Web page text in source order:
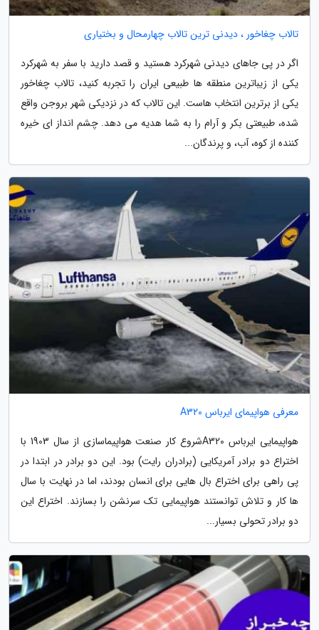
تالاب چغاخور ، دیدنی ترین تالاب چهارمحال و بختیاری
اگر در پی جاهای دیدنی شهرکرد هستید و قصد دارید با سفر به شهرکرد
یکی از زیباترین منطقه ها طبیعی ایران را تجربه کنید، تالاب چغاخور
یکی از برترین انتخاب هاست. این تالاب که در نزدیکی شهر بروجن واقع
شده، طبیعتی بکر و آرام را به شما هدیه می دهد. چشم انداز ای خیره
کننده از کوه، آب، و پرندگان...
معرفی هواپیمای ایرباس A320
هواپیمایی ایرباس A320شروع کار صنعت هواپیماسازی از سال 1903 با
اختراع دو برادر آمریکایی (برادران رایت) بود. این دو برادر در ابتدا در
پی راهی برای اختراع بال هایی برای انسان بودند، اما در نهایت با سال
ها کار و تلاش توانستند هواپیمایی تک سرنشن را بسازند. اختراع این
دو برادر تحولی بسیار...